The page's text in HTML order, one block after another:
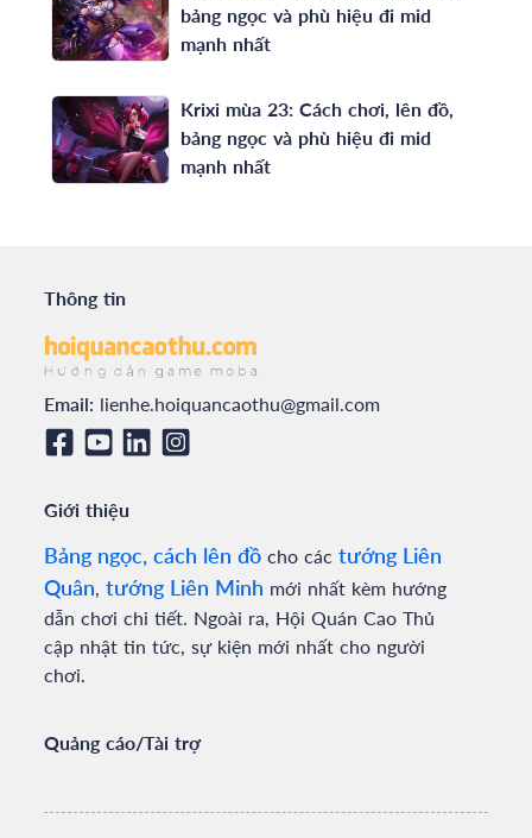
bảng ngọc và phù hiệu đi mid
mạnh nhất
Krixi mùa 23: Cách chơi, lên đồ,
bảng ngọc và phù hiệu đi mid
mạnh nhất
Thông tin
Email: lienhe.hoiquancaothu@gmail.com
Giới thiệu
Bảng ngọc, cách lên đồ cho các tướng Liên
Quân, tướng Liên Minh mới nhất kèm hướng
dẫn chơi chi tiết. Ngoài ra, Hội Quán Cao Thủ
cập nhật tin tức, sự kiện mới nhất cho người
chơi.
Quảng cáo/Tài trợ